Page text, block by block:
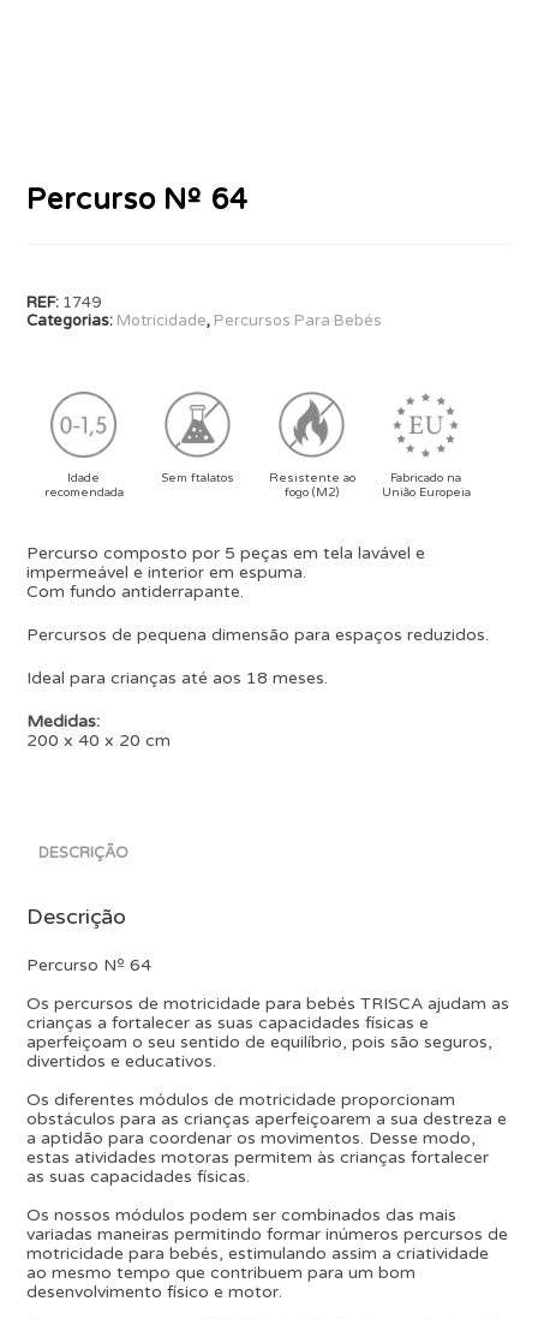
Percurso Nº 64
REF: 1749
Categorias: Motricidade, Percursos Para Bebés
Idade
recomendada
Sem ftalatos
Resistente ao
fogo (M2)
Fabricado na
União Europeia
Percurso composto por 5 peças em tela lavável e
impermeável e interior em espuma.
Com fundo antiderrapante.
Percursos de pequena dimensão para espaços reduzidos.
Ideal para crianças até aos 18 meses.
Medidas:
200 x 40 x 20 cm
DESCRIÇÃO
Descrição
Percurso Nº 64
Os percursos de motricidade para bebés TRISCA ajudam as
crianças a fortalecer as suas capacidades físicas e
aperfeiçoam o seu sentido de equilíbrio, pois são seguros,
divertidos e educativos.
Os diferentes módulos de motricidade proporcionam
obstáculos para as crianças aperfeiçoarem a sua destreza e
a aptidão para coordenar os movimentos. Desse modo,
estas atividades motoras permitem às crianças fortalecer
as suas capacidades físicas.
Os nossos módulos podem ser combinados das mais
variadas maneiras permitindo formar inúmeros percursos de
motricidade para bebés, estimulando assim a criatividade
ao mesmo tempo que contribuem para um bom
desenvolvimento físico e motor.